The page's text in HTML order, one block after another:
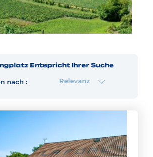
Entspricht Ihrer Suche
nach : Relevanz